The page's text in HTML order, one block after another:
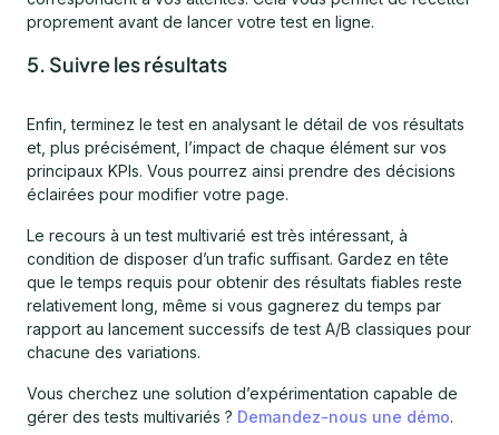
proprement avant de lancer votre test en ligne.
5. Suivre les résultats
Enfin, terminez le test en analysant le détail de vos résultats
et, plus précisément, l’impact de chaque élément sur vos
principaux KPIs. Vous pourrez ainsi prendre des décisions
éclairées pour modifier votre page.
Le recours à un test multivarié est très intéressant, à
condition de disposer d’un trafic suffisant. Gardez en tête
que le temps requis pour obtenir des résultats fiables reste
relativement long, même si vous gagnerez du temps par
rapport au lancement successifs de test A/B classiques pour
chacune des variations.
Vous cherchez une solution d’expérimentation capable de
gérer des tests multivariés ? Demandez-nous une démo.